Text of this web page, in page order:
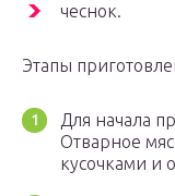
чеснок.
Этапы
Для начала
Отварное
кусочками и